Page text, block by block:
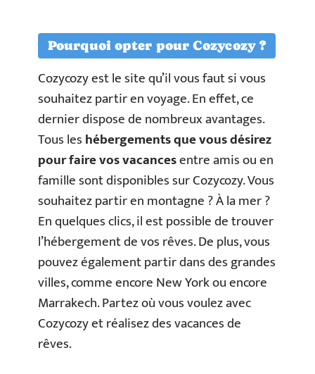
Pourquoi opter pour Cozycozy ?
Cozycozy est le site qu’il vous faut si vous
souhaitez partir en voyage. En effet, ce
dernier dispose de nombreux avantages.
Tous leshébergements que vous désirez
pour faire vos vacancesentre amis ou en
famille sont disponibles sur Cozycozy. Vous
souhaitez partir en montagne ? À la mer ?
En quelques clics, il est possible de trouver
l’hébergement de vos rêves. De plus, vous
pouvez également partir dans des grandes
villes, comme encore New York ou encore
Marrakech. Partez où vous voulez avec
Cozycozy et réalisez des vacances de
rêves.